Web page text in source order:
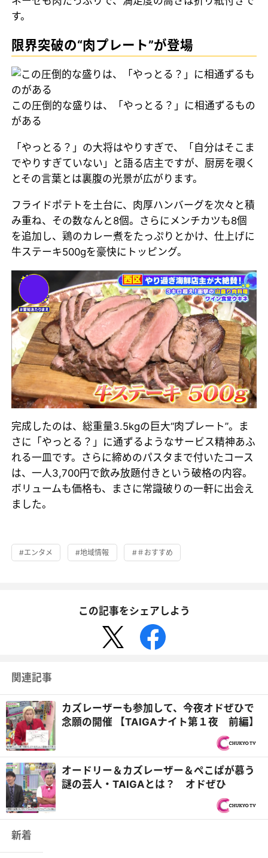
す。
限界突破の“肉プレート”が登場
この圧倒的な盛りは、「やっとる？」に相通ずるもの
がある
「やっとる？」の大将はやりすぎで、「自分はそこま
でやりすぎていない」と語る店主ですが、厨房を覗く
とその言葉とは裏腹の光景が広がります。
フライドポテトを土台に、肉厚ハンバーグを次々と積
み重ね、その数なんと8個。さらにメンチカツも8個
を追加し、鶏のカレー煮をたっぷりとかけ、仕上げに
牛ステーキ500gを豪快にトッピング。
完成したのは、総重量3.5kgの巨大“肉プレート”。ま
さに「やっとる？」に通ずるようなサービス精神あふ
れる一皿です。さらに締めのパスタまで付いたコース
は、一人3,700円で飲み放題付きという破格の内容。
ボリュームも価格も、まさに常識破りの一軒に出会え
ました。
#エンタメ #地域情報 #＃おすすめ
この記事をシェアしよう
関連記事
カズレーザーも参加して、今夜オドぜひで
念願の開催 【TAIGAナイト第１夜 前編】
オードリー＆カズレーザー＆ぺこぱが慕う
謎の芸人・TAIGAとは？ オドぜひ
新着